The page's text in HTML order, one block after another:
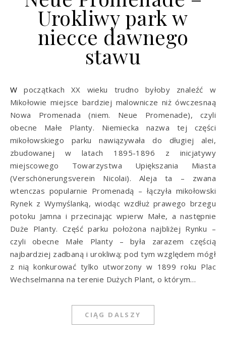
Urokliwy park w
niecce dawnego
stawu
W początkach XX wieku trudno byłoby znaleźć w
Mikołowie miejsce bardziej malownicze niż ówczesnaą
Nowa Promenada (niem. Neue Promenade), czyli
obecne Małe Planty. Niemiecka nazwa tej części
mikołowskiego parku nawiązywała do długiej alei,
zbudowanej w latach 1895-1896 z inicjatywy
miejscowego Towarzystwa Upiększania Miasta
(Verschönerungsverein Nicolai). Aleja ta – zwana
wtenczas popularnie Promenadą – łączyła mikołowski
Rynek z Wymyślanką, wiodąc wzdłuż prawego brzegu
potoku Jamna i przecinając wpierw Małe, a następnie
Duże Planty. Część parku położona najbliżej Rynku –
czyli obecne Małe Planty – była zarazem częścią
najbardziej zadbaną i urokliwą; pod tym względem mógł
z nią konkurować tylko utworzony w 1899 roku Plac
Wechselmanna na terenie Dużych Plant, o którym…
CIĄG DALSZY